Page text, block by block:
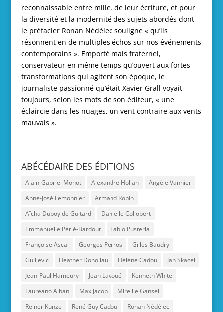
reconnaissable entre mille, de leur écriture, et pour
la diversité et la modernité des sujets abordés dont
le préfacier Ronan Nédélec souligne « qu’ils
résonnent en de multiples échos sur nos événements
contemporains ». Emporté mais fraternel,
conservateur en même temps qu’ouvert aux fortes
transformations qui agitent son époque, le
journaliste passionné qu’était Xavier Grall voyait
toujours, selon les mots de son éditeur, « une
éclaircie dans les nuages, un vent contraire aux vents
mauvais ».
ABÉCÉDAIRE DES ÉDITIONS
Alain-Gabriel Monot Alexandre Hollan
Angèle Vannier
Anne-José Lemonnier
Armand Robin
Aïcha Dupoy de Guitard
Danielle Collobert
Emmanuelle Périé-Bardout
Fabio Pusterla
Françoise Ascal
Georges Perros
Gilles Baudry
Guillevic
Heather Dohollau Hélène Cadou
Jan Skacel
Jean-Paul Hameury
Jean Lavoué
Kenneth White
Laureano Alban
Max Jacob
Mireille Gansel
Reiner Kunze
René Guy Cadou Ronan Nédélec